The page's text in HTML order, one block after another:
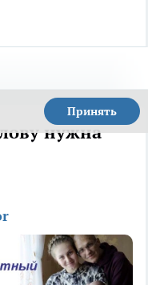
Принять
нужна